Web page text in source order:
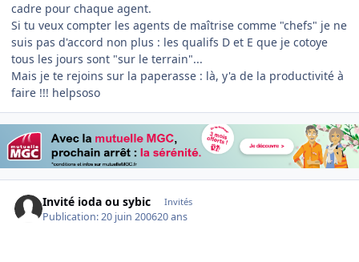
cadre pour chaque agent.
Si tu veux compter les agents de maîtrise comme "chefs" je ne
suis pas d'accord non plus : les qualifs D et E que je cotoye
tous les jours sont "sur le terrain"...
Mais je te rejoins sur la paperasse : là, y'a de la productivité à
faire !!! helpsoso
Invité ioda ou sybic Invités
Publication:20 juin 200620 ans